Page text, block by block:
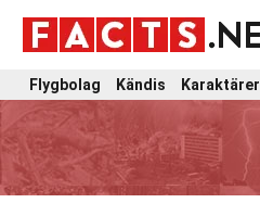
Flygbolag Kändis Karaktärer